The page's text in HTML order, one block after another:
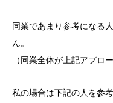
同業であまり参考になる
ん。
（同業全体が上記アプロ
私の場合は下記の人を参